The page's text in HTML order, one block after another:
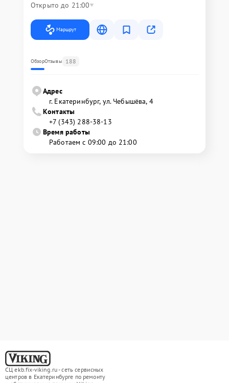
Открыто до 21:00
Маршрут
ОбзорОтзывы 188
Адрес
г. Екатеринбург, ул. Чебышёва, 4
Контакты
+7 (343) 288-38-13
Время работы
Работаем с 09:00 до 21:00
СЦ ekb.fix-viking.ru - сеть сервисных
центров в Екатеринбурге по ремонту